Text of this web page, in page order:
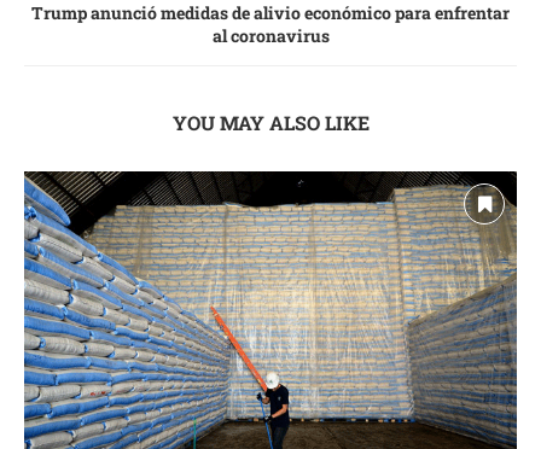
Trump anunció medidas de alivio económico para enfrentar
al coronavirus
YOU MAY ALSO LIKE